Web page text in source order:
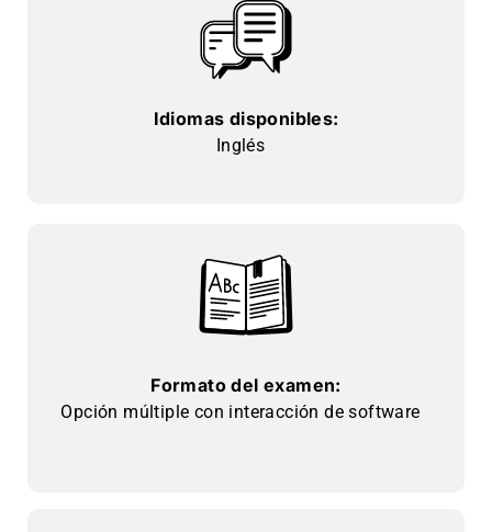
Idiomas disponibles:
Inglés
Formato del examen:
Opción múltiple con interacción de software